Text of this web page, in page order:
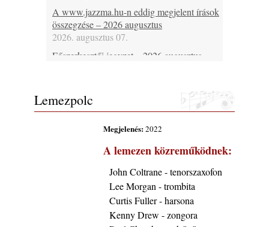
A www.jazzma.hu-n eddig megjelent írások
összegzése – 2026 augusztus
2026. augusztus 07.
Főszerkesztői jegyzet – 2026 augusztus
„Sweet Sphere”
2026. augusztus 07.
Jazz-rock albumok 1984-ből - John Scofield
2026. augusztus 06.
X. BOHÉM JAZZFŐVÁROS fesztivál,
Kecskemét, 2026. augusztus 6-9.: 4 nap, 4
színpad, 10 ország zenészei, 40 óra zene és
2026. augusztus 05.
Lemezpolc
Megjelenés:2022
A lemezen közreműködnek:
John Coltrane - tenorszaxofon
Lee Morgan - trombita
Curtis Fuller - harsona
Kenny Drew - zongora